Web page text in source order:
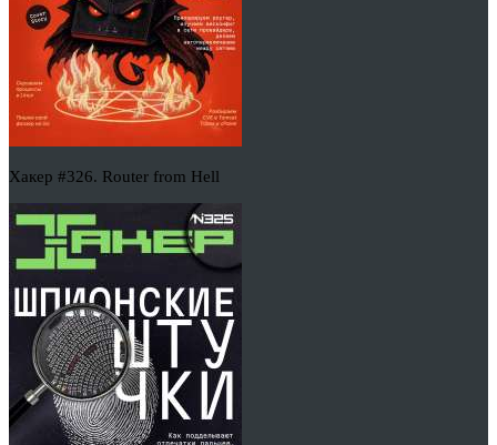
Хакер #326. Router from Hell